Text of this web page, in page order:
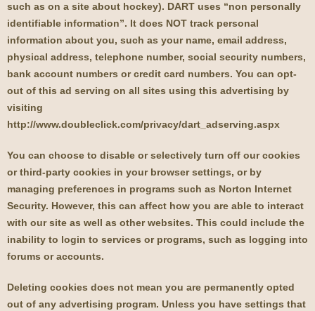
such as on a site about hockey). DART uses “non personally
identifiable information”. It does NOT track personal
information about you, such as your name, email address,
physical address, telephone number, social security numbers,
bank account numbers or credit card numbers. You can opt-
out of this ad serving on all sites using this advertising by
visiting
http://www.doubleclick.com/privacy/dart_adserving.aspx
You can choose to disable or selectively turn off our cookies
or third-party cookies in your browser settings, or by
managing preferences in programs such as Norton Internet
Security. However, this can affect how you are able to interact
with our site as well as other websites. This could include the
inability to login to services or programs, such as logging into
forums or accounts.
Deleting cookies does not mean you are permanently opted
out of any advertising program. Unless you have settings that